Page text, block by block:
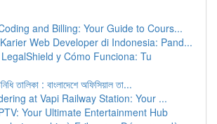
and Billing: Your Guide to Cours...
Web Developer di Indonesia: Pand...
y Cómo Funciona: Tu
তালিকা : বাংলাদেশে অফিসিয়াল তা...
at Vapi Railway Station: Your ...
Your Ultimate Entertainment Hub